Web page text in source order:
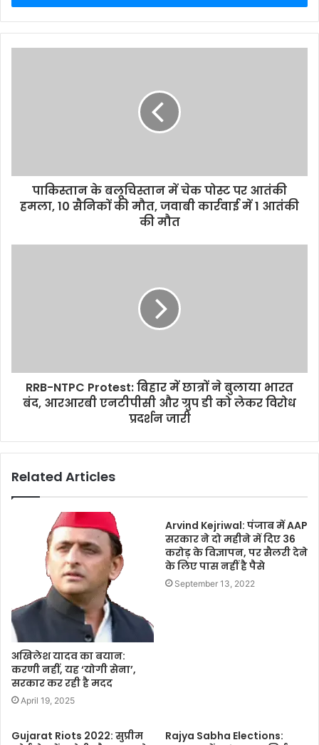
r
y
s
पाकिस्तान के बलूचिस्तान में चेक पोस्ट पर आतंकी
हमला, 10 सैनिकों की मौत, जवाबी कार्रवाई में 1 आतंकी
की मौत
RRB-NTPC Protest: बिहार में छात्रों ने बुलाया भारत
बंद, आरआरबी एनटीपीसी और ग्रुप डी को लेकर विरोध
प्रदर्शन जारी
Related Articles
अखिलेश यादव का बयान:
करणी नहीं, यह ‘योगी सेना’,
सरकार कर रही है मदद
April 19, 2025
Arvind Kejriwal: पंजाब में AAP
सरकार ने दो महीने में दिए 36
करोड़ के विज्ञापन, पर सैलरी देने
के लिए पास नहीं है पैसे
September 13, 2022
Gujarat Riots 2022: सुप्रीम
Rajya Sabha Elections: